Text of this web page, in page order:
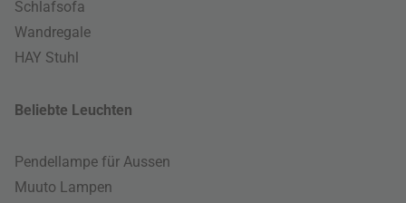
Schlafsofa
Wandregale
HAY Stuhl
Beliebte Leuchten
Pendellampe für Aussen
Muuto Lampen